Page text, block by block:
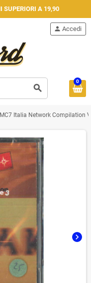
SUPERIORI A 19,90
search
person Accedi
0
Italia Network Compilation
chevron_right